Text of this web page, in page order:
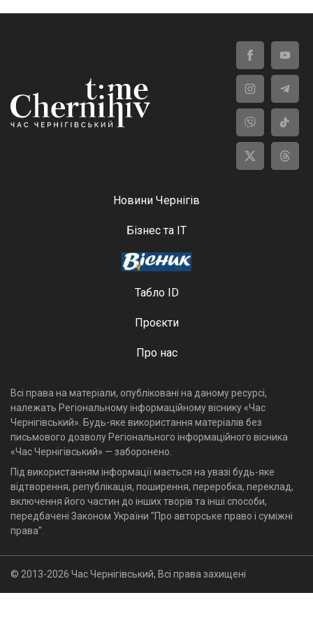
Новини Чернігів
Бізнес та ІТ
Табло ID
Проєкти
Про нас
Всі права на матеріали, опубліковані на даному ресурсі,
належать Регіональному інформаційному віснику «Час
Чернігівський». Будь-яке використання матеріалів без
письмового дозволу Регіонального інформаційного вісника
«Час Чернігівський» — заборонено.
Під використанням інформації мається на увазі будь-яке
відтворення, републікація, поширення, переробка, переклад,
включення його частин до інших творів та інші способи,
передбачені Законом України "Про авторське право і суміжні
права".
© 2013-2026 Час Чернігівський, Всі права захищені